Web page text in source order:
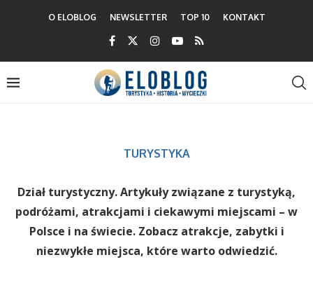
O ELOBLOG NEWSLETTER TOP 10 KONTAKT
TURYSTYKA
Dział turystyczny. Artykuły związane z turystyką,
podróżami, atrakcjami i ciekawymi miejscami – w
Polsce i na świecie. Zobacz atrakcje, zabytki i
niezwykłe miejsca, które warto odwiedzić.